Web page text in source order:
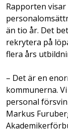
Rapporten
än tio år. Det
rekrytera på
flera års
– Det är en
kommunerna.
personal
Markus